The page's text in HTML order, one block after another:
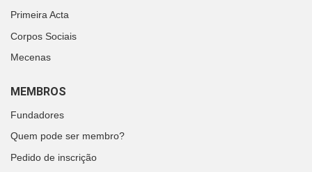
Primeira Acta
Corpos Sociais
Mecenas
MEMBROS
Fundadores
Quem pode ser membro?
Pedido de inscrição